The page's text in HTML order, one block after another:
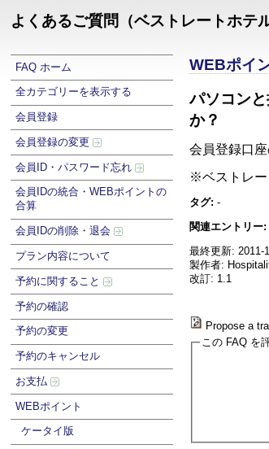
よくあるご質問（ベストレートホテル
FAQ ホーム
全カテゴリーを表示する
会員登録
会員登録の変更
会員ID・パスワード忘れ
会員IDの統合・WEBポイントの
合算
会員IDの削除・退会
プラン内容について
予約に関すること
予約の確認
予約の変更
予約のキャンセル
お支払
WEBポイント
ケータイ版
WEBポイ
パソコン
か？
会員登録口
※ベストレー
タグ: -
関連エントリー:
最終更新: 2011-
製作者:
改訂: 1.1
Propose a
この FAQ を